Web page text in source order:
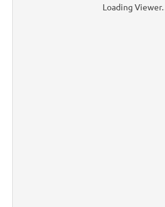
Loading Viewer…